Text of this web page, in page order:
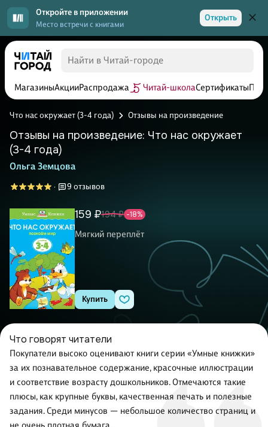
Откройте в приложении
Место встречи с книгами
Открыть
МагазиныАкцииРаспродажа Читай-школаСертификаты
Что нас окружает (3-4 года) Отзывы на произведение
Отзывы на произведение: Что нас окружает
(3-4 года)
Ольга Земцова
· 9 отзывов
159 ₽194 ₽ -18%
Мягкий переплёт
Купить
Что говорят читатели
Покупатели высоко оценивают книги серии «Умные книжки»
за их познавательное содержание, красочные иллюстрации
и соответствие возрасту дошкольников. Отмечаются такие
плюсы, как крупные буквы, качественная печать и полезные
задания. Среди минусов — небольшое количество страниц и